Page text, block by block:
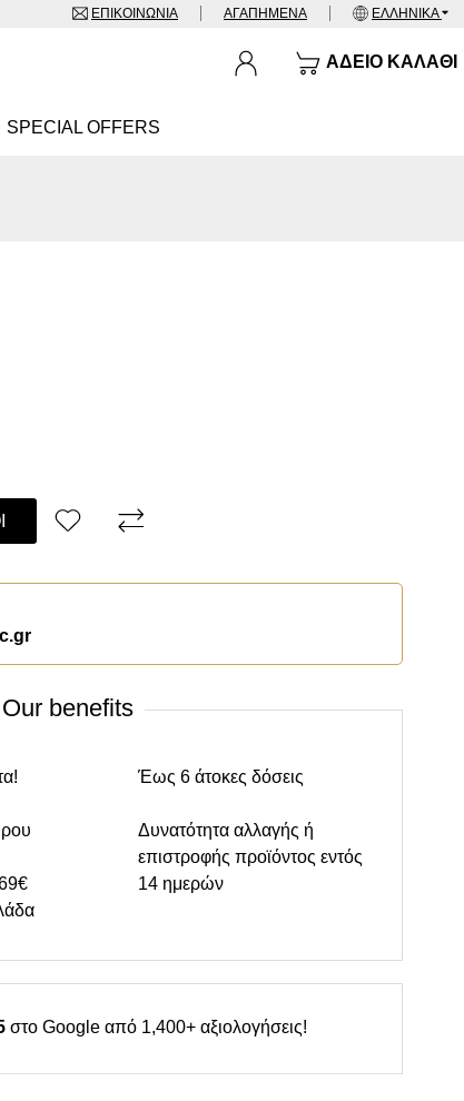
ΕΠΙΚΟΙΝΩΝΊΑ ΑΓΑΠΗΜΈΝΑ ΕΛΛΗΝΙΚΆ
ΆΔΕΙΟ ΚΑΛΆΘΙ
SPECIAL OFFERS
Our benefits
Έως 6 άτοκες δόσεις
Δυνατότητα αλλαγής ή
επιστροφής προϊόντος εντός
14 ημερών
στο Google από 1,400+ αξιολογήσεις!